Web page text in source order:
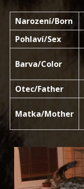
Narození/Born
Pohlaví/Sex
Barva/Color
Otec/Father
Matka/Mother